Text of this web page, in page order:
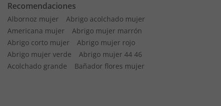
Recomendaciones
Albornoz mujer
Abrigo acolchado mujer
Americana mujer
Abrigo mujer marrón
Abrigo corto mujer
Abrigo mujer rojo
Abrigo mujer verde
Abrigo mujer 44 46
Acolchado grande
Bañador flores mujer